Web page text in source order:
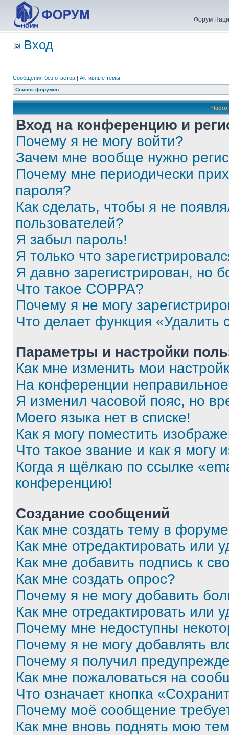
Форум
Вход
Сообщения без ответов | Активные темы
Список форумов
Вход на конференцию и
Почему я не могу войти?
Зачем мне вообще нужно
Почему мне периодически
пароля?
Как сделать, чтобы я не
пользователей?
Я забыл пароль!
Я только что
Я давно зарегистрирован, но
Что такое COPPA?
Почему я не могу
Что делает функция «Удалить
Параметры и настройки
Как мне изменить мои
На конференции
Я изменил часовой пояс, но
Моего языка нет в списке!
Как я могу поместить
Что такое звание и как я могу
Когда я щёлкаю по ссылке
конференцию!
Создание сообщений
Как мне создать тему в
Как мне отредактировать или
Как мне добавить подпись к
Как мне создать опрос?
Почему я не могу добавить
Как мне отредактировать или
Почему мне недоступны
Почему я не могу добавлять
Почему я получил
Как мне пожаловаться на
Что означает кнопка
Почему моё сообщение
Как мне вновь поднять мою